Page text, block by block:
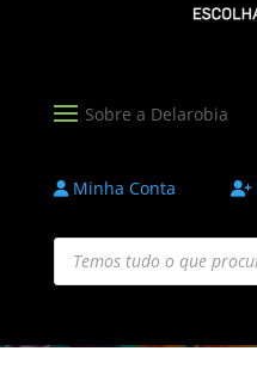
Minha Conta
Products
search